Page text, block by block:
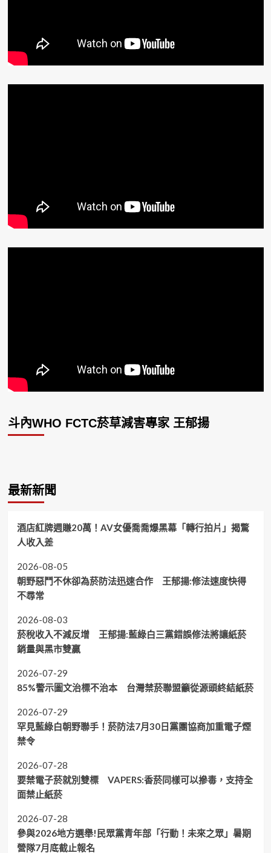
斗內WHO FCTC菸草減害專家 王郁揚
最新新聞
酒店紅牌週賺20萬！AV女優喬喬爆黑幕「轉行拍片」揭驚
人收入差
2026-08-05
朝野惡鬥不休卻為菸防法迅速合作 王郁揚:修法速度快得
不尋常
2026-08-03
菸稅收入不減反增 王郁揚:藍綠白三黨錯誤修法將讓紙菸
銷量與黑市雙贏
2026-07-29
85%警示圖文治標不治本 台灣禁菸聯盟籲從源頭終結紙菸
2026-07-29
罕見藍綠白朝野聯手！菸防法7月30日黨團協商加重電子煙
禁令
2026-07-28
要禁電子菸就別雙標 VAPERS:香菸同樣可以摻毒，支持全
面禁止紙菸
2026-07-28
參與2026地方選舉!民眾黨青年部「行動！未來之眾」暑期
營隊7月底截止報名